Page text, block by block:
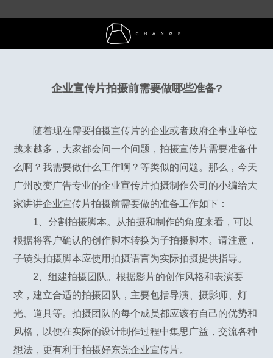
企业宣传片拍摄前需要做哪些准备?
随着现在需要拍摄宣传片的企业或者政府企事业单位
越来越多，大家都会问一个问题，拍摄宣传片需要准备什
么啊？我需要做什么工作啊？等类似的问题。那么，今天
广州改变广告专业的企业宣传片拍摄制作公司的小编给大
家讲讲企业宣传片拍摄前需要做的准备工作如下：
1、分割拍摄脚本。从拍摄和制作的角度来看，可以
根据将客户确认的创作脚本转换为子拍摄脚本。请注意，
子镜头拍摄脚本应使用拍摄语言为实际拍摄提供指导。
2、组建拍摄团队。根据影片的创作风格和表演要
求，建立合适的拍摄团队，主要包括导演、摄影师、灯
光、道具等。拍摄团队的每个成员都应该有自己的优势和
风格，以便在实际的设计制作过程中集思广益，交流各种
想法，更有利于拍摄好东莞企业宣传片。